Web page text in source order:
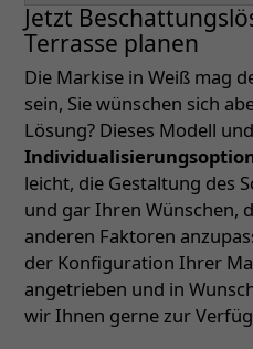
Jetzt
Terrasse planen
Die Markise in Weiß mag
sein, Sie wünschen sich
Lösung? Dieses Modell und
leicht, die Gestaltung des
und gar Ihren Wünschen,
anderen Faktoren
der Konfiguration Ihrer
angetrieben und in
wir Ihnen gerne zur